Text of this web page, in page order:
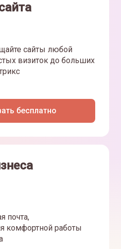
сайты любой
визиток до больших
бесплатно
почта,
комфортной работы